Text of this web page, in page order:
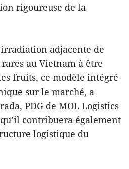
rigoureuse de la
adjacente de
rares au Vietnam à être
fruits, ce modèle intégré
sur le marché, a
PDG de MOL Logistics
contribuera également
logistique du